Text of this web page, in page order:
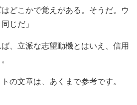
はどこかで覚えがある。そうだ。ウ
じだ」
、立派な志望動機とはいえ、信用
の文章は、あくまで参考です。